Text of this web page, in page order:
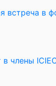
встреча в
члены